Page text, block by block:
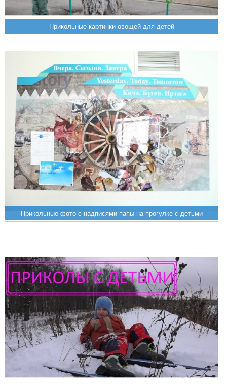
Прикольные картинки овощей для детей
Прикольные фото с надписями папы на прогулке с детьми